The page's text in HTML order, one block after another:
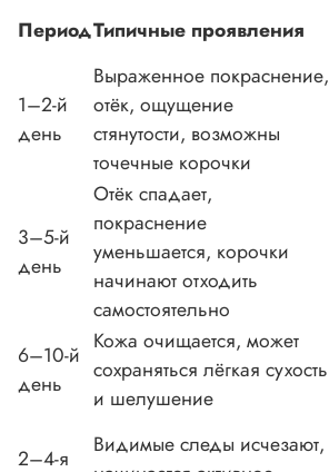
ПериодТипичные проявления
1–2-й
день
Выраженное покраснение,
отёк, ощущение
стянутости, возможны
точечные корочки
3–5-й
день
Отёк спадает,
покраснение
уменьшается, корочки
начинают отходить
самостоятельно
6–10-й
день
Кожа очищается, может
сохраняться лёгкая сухость
и шелушение
2–4-я
Видимые следы исчезают,